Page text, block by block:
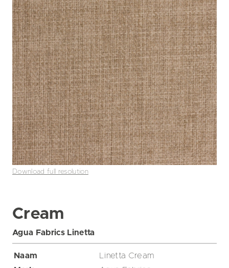
Download full resolution
Cream
Agua Fabrics Linetta
Naam
Linetta Cream